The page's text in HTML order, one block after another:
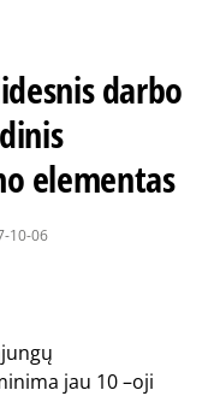
darbo
elementas
10-06
jau 10 –oji